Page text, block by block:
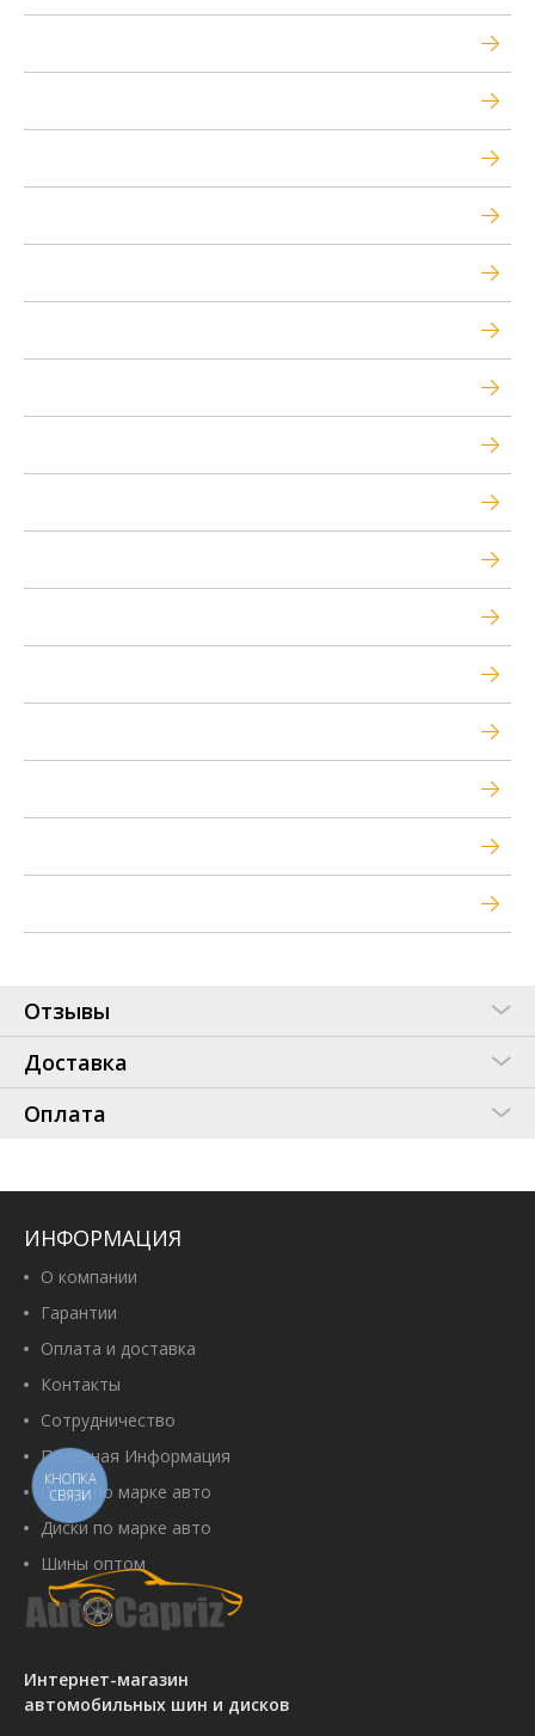
Отзывы
Доставка
Оплата
Интернет-магазин
автомобильных шин и дисков
ИНФОРМАЦИЯ
О компании
Гарантии
Оплата и доставка
Контакты
Сотрудничество
Полезная Информация
Шины по марке авто
Диски по марке авто
Шины оптом
КНОПКА
СВЯЗИ